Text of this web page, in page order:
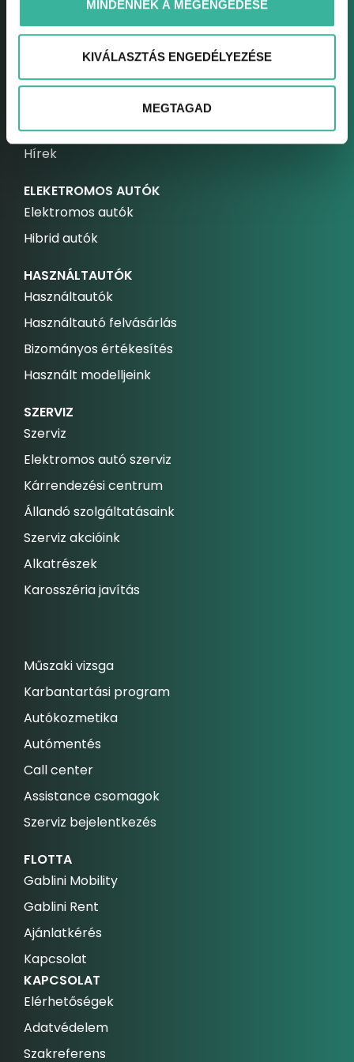
MINDENNEK A MEGENGEDÉSE
KIVÁLASZTÁS ENGEDÉLYEZÉSE
MEGTAGAD
GABLINI
Környezetvédelem
Karrier
Hírek
ELEKETROMOS AUTÓK
Elektromos autók
Hibrid autók
HASZNÁLTAUTÓK
Használtautók
Használtautó felvásárlás
Bizományos értékesítés
Használt modelljeink
SZERVIZ
Szerviz
Elektromos autó szerviz
Kárrendezési centrum
Állandó szolgáltatásaink
Szerviz akcióink
Alkatrészek
Karosszéria javítás
Műszaki vizsga
Karbantartási program
Autókozmetika
Autómentés
Call center
Assistance csomagok
Szerviz bejelentkezés
FLOTTA
Gablini Mobility
Gablini Rent
Ajánlatkérés
Kapcsolat
KAPCSOLAT
Elérhetőségek
Adatvédelem
Szakreferens